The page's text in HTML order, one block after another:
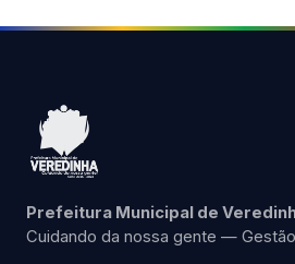
Prefeitura Municipal de
Cuidando da nossa gente —